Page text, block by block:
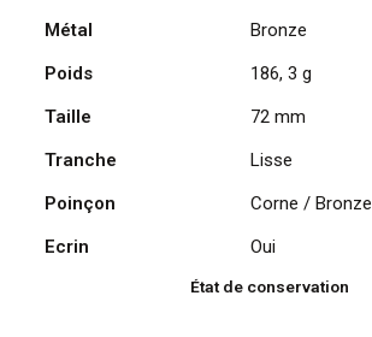
Métal
Bronze
Poids
186, 3 g
Taille
72 mm
Tranche
Lisse
Poinçon
Corne / Bronze
Ecrin
Oui
État de conservation